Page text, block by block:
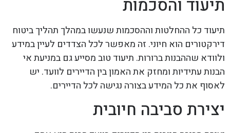
תיעוד והסכמות
תיעוד כל ההחלטות וההסכמות שנעשו במהלך תהליך ביטוח
דירקטורים הוא חיוני. זה מאפשר לכל הצדדים לעיין במידע
ולוודא שההבנות ברורות. תיעוד טוב מסייע גם במניעת אי
הבנות עתידיות ומחזק את האמון בין הדיירים לוועד. יש
לאסוף את כל המידע בצורה נגישה לכל הדיירים.
יצירת סביבה חיובית